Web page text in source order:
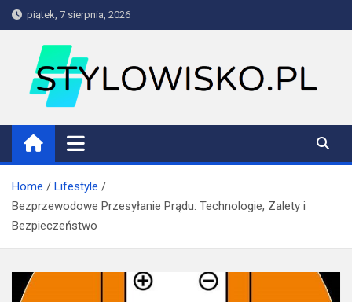
Skip
to
piątek, 7 sierpnia, 2026
stylowisko.pl
Blog
Home
Lifestyle
Bezprzewodowe Przesyłanie Prądu: Technologie, Zalety i
Bezpieczeństwo